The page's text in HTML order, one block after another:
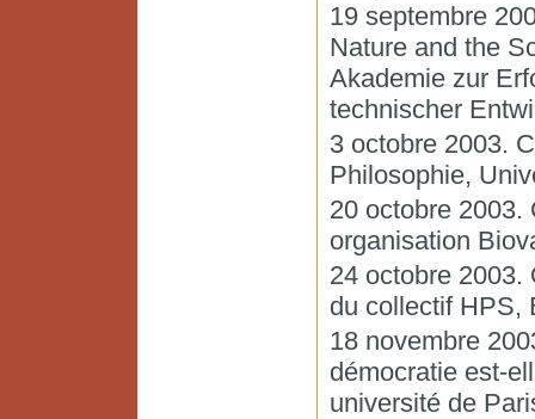
19 septembre
Nature and the
Akademie zur
technischer
3 octobre 2003.
Philosophie,
20 octobre 2003.
organisation
24 octobre 2003.
du collectif HPS,
18 novembre
démocratie est-
université de